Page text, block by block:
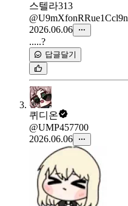
스텔라313
@U9mXfonRRue1Ccl9n
2026.06.06
.....?
답글달기
퀴디온
@UMP457700
2026.06.06